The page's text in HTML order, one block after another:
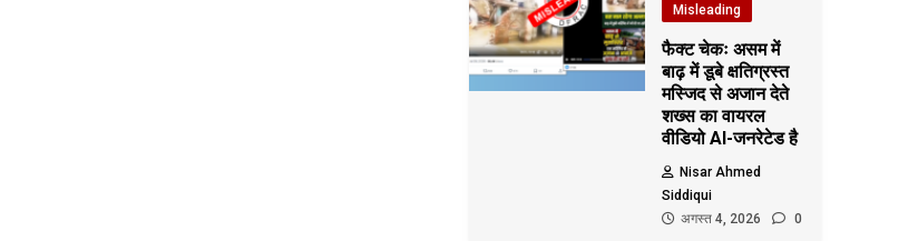
Misleading
फैक्ट चेकः असम में
बाढ़ में डूबे क्षतिग्रस्त
मस्जिद से अजान देते
शख्स का वायरल
वीडियो AI-जनरेटेड है
Nisar Ahmed
Siddiqui
अगस्त 4, 2026
0